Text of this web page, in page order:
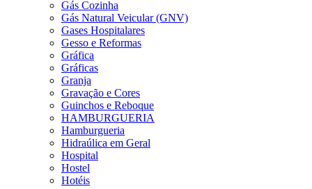
Gás Cozinha
Gás Natural Veicular (GNV)
Gases Hospitalares
Gesso e Reformas
Gráfica
Gráficas
Granja
Gravação e Cores
Guinchos e Reboque
HAMBURGUERIA
Hamburgueria
Hidraúlica em Geral
Hospital
Hostel
Hotéis